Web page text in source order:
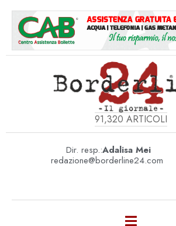
91,320 ARTICOLI
Dir. resp.:Adalisa Mei
redazione@borderline24.com